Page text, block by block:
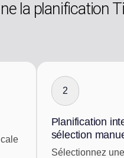
la planification
2
Planification
sélection
Sélectionnez